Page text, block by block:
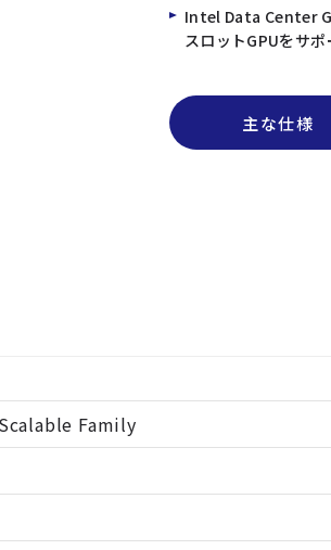
Intel Data Center
スロットGPUをサポ
主な仕様
Family